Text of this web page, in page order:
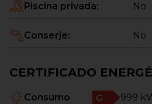
Piscina privada: No
Conserje: No
CERTIFICADO
Consumo 999